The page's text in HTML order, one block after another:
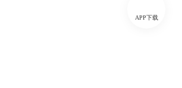
APP下载